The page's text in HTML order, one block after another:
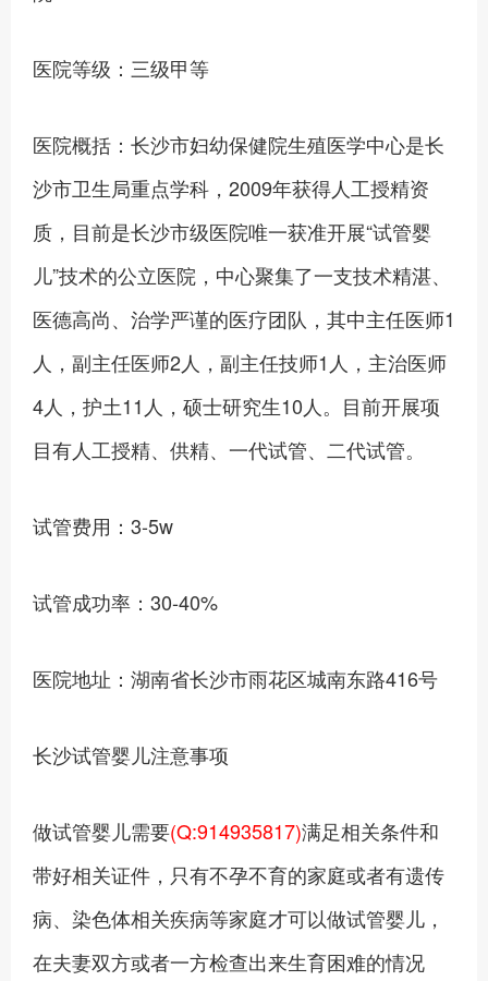
医院等级：三级甲等
医院概括：长沙市妇幼保健院生殖医学中心是长
沙市卫生局重点学科，2009年获得人工授精资
质，目前是长沙市级医院唯一获准开展“试管婴
儿”技术的公立医院，中心聚集了一支技术精湛、
医德高尚、治学严谨的医疗团队，其中主任医师1
人，副主任医师2人，副主任技师1人，主治医师
4人，护土11人，硕士研究生10人。目前开展项
目有人工授精、供精、一代试管、二代试管。
试管费用：3-5w
试管成功率：30-40%
医院地址：湖南省长沙市雨花区城南东路416号
长沙试管婴儿注意事项
做试管婴儿需要(Q:914935817)满足相关条件和
带好相关证件，只有不孕不育的家庭或者有遗传
病、染色体相关疾病等家庭才可以做试管婴儿，
在夫妻双方或者一方检查出来生育困难的情况